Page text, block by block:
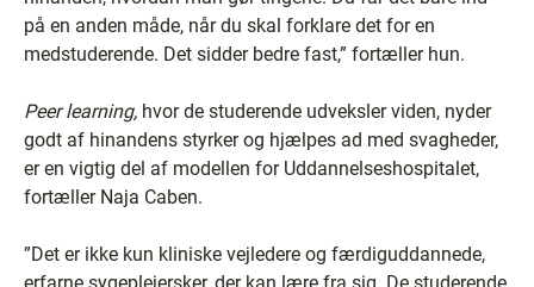
på en anden måde, når du skal forklare det for en
medstuderende. Det sidder bedre fast,” fortæller hun.
Peer learning, hvor de studerende udveksler viden, nyder
godt af hinandens styrker og hjælpes ad med svagheder,
er en vigtig del af modellen for Uddannelseshospitalet,
fortæller Naja Caben.
”Det er ikke kun kliniske vejledere og færdiguddannede,